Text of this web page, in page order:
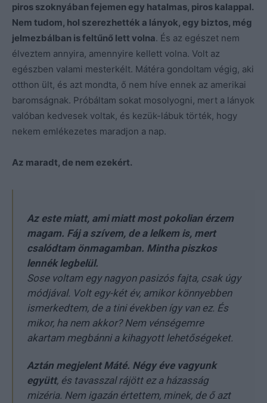
piros szoknyában fejemen egy hatalmas, piros kalappal.
Nem tudom, hol szerezhették a lányok, egy biztos, még
jelmezbálban is feltűnő lett volna. És az egészet nem
élveztem annyira, amennyire kellett volna. Volt az
egészben valami mesterkélt. Mátéra gondoltam végig, aki
otthon ült, és azt mondta, ő nem híve ennek az amerikai
baromságnak. Próbáltam sokat mosolyogni, mert a lányok
valóban kedvesek voltak, és kezük-lábuk törték, hogy
nekem emlékezetes maradjon a nap.
Az maradt, de nem ezekért.
Az este miatt, ami miatt most pokolian érzem
magam. Fáj a szívem, de a lelkem is, mert
csalódtam önmagamban. Mintha piszkos
lennék legbelül.
Sose voltam egy nagyon pasizós fajta, csak úgy
módjával. Volt egy-két év, amikor könnyebben
ismerkedtem, de a tini években így van ez. És
mikor, ha nem akkor? Nem vénségemre
akartam megbánni a kihagyott lehetőségeket.
Aztán megjelent Máté. Négy éve vagyunk
együtt, és tavasszal rájött ez a házasság
mizéria. Nem igazán értettem, minek, de ő azt